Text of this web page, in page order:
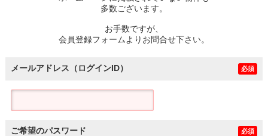
多数ございます。
お手数ですが、
会員登録フォームよりお問合せ下さい。
メールアドレス（ログインID） 必須
ご希望のパスワード 必須